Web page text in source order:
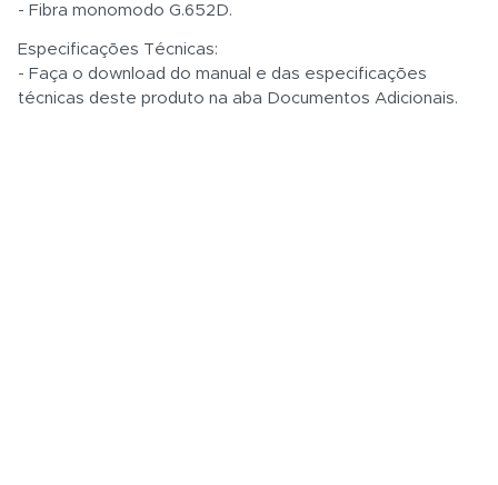
- Fibra monomodo G.652D.
Especificações Técnicas:
- Faça o download do manual e das especificações
técnicas deste produto na aba Documentos Adicionais.